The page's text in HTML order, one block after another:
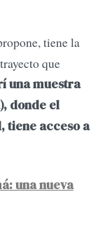
tiene la
que
una muestra
donde el
tiene acceso a
una nueva